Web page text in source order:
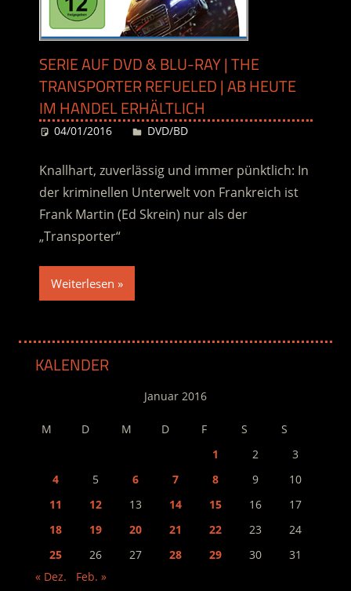
SERIE AUF DVD & BLU-RAY | THE
TRANSPORTER REFUELED | AB HEUTE
IM HANDEL ERHÄLTLICH
04/01/2016 Desiree
DVD/BD
Knallhart, zuverlässig und immer pünktlich: In
der kriminellen Unterwelt von Frankreich ist
Frank Martin (Ed Skrein) nur als der
„Transporter“
Weiterlesen
KALENDER
Januar 2016
M D M D F S
S
1
2
3
4
5 6 7 8 9
10
11
12 13 14 15 16
17
18
19 20 21 22 23
24
25
26 27 28 29 30
31
« Dez.
Feb. »